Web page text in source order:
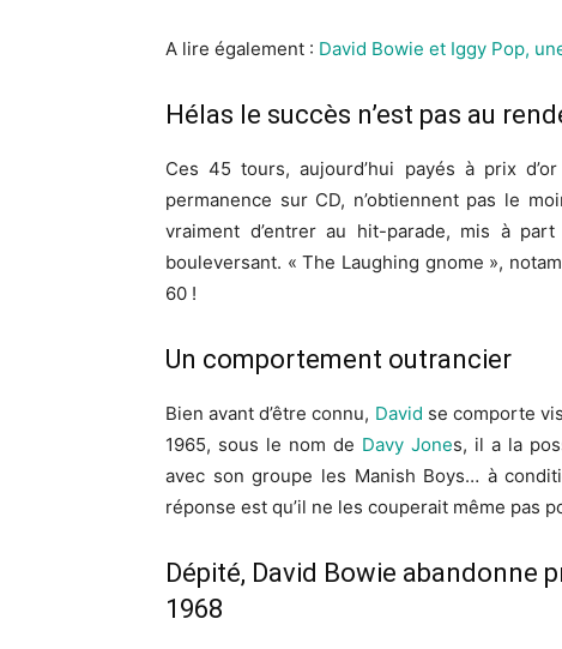
A lire également : David Bowie et Iggy Pop,
Hélas le succès n’est pas au
Ces 45 tours, aujourd’hui payés à prix
permanence sur CD, n’obtiennent pas le
vraiment d’entrer au hit-parade, mis à
bouleversant. « The Laughing gnome »,
60 !
Un comportement outrancier
Bien avant d’être connu, David se comporte
1965, sous le nom de Davy Jones, il a la
avec son groupe les Manish Boys… à
réponse est qu’il ne les couperait même pas
Dépité, David Bowie abandonne
1968